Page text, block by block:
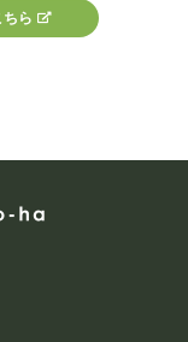
ら